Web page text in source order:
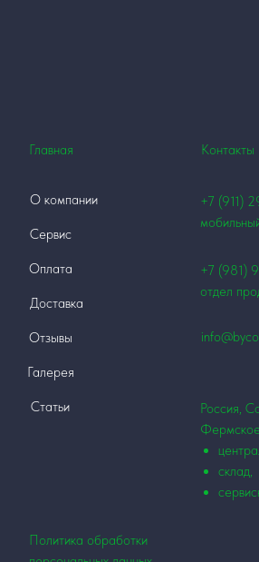
Контакты
Сервис
Оплата
Доставка
Отзывы
Галерея
Статьи
О компании +7 (911)
+7 (981)
отдел
Россия,
склад,
Политика обработки
Главная